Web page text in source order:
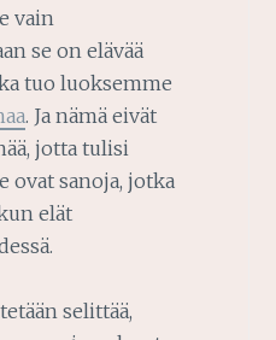
vain
se on elävää
tuo luoksemme
. Ja nämä eivät
jotta tulisi
ovat sanoja, jotka
elät
selittää,